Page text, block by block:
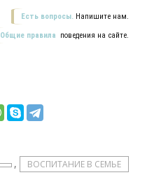
Есть вопросы. Напишите нам.
Общие правила поведения на сайте.
, ВОСПИТАНИЕ В СЕМЬЕ